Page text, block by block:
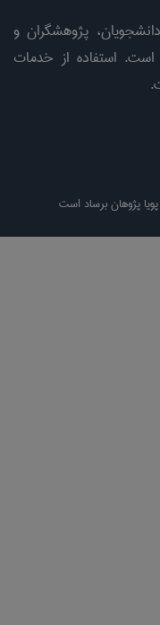
پژوهشگران و
استفاده از خدمات
پژوهان برساد است